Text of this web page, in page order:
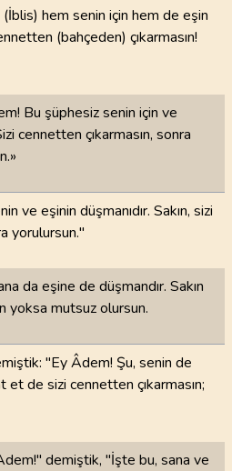
hem senin için hem de eşin
(bahçeden) çıkarmasın!
Bu şüphesiz senin için ve
cennetten çıkarmasın, sonra
ve eşinin düşmanıdır. Sakın, sizi
yorulursun."
da eşine de düşmandır. Sakın
yoksa mutsuz olursun.
"Ey Âdem! Şu, senin de
et de sizi cennetten çıkarmasın;
demiştik, "İşte bu, sana ve